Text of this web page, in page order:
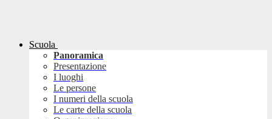
Scuola
Panoramica
Presentazione
I luoghi
Le persone
I numeri della scuola
Le carte della scuola